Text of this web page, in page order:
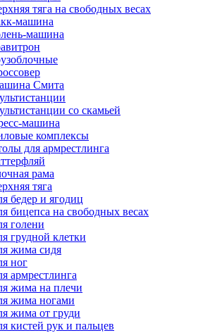
тяга на свободных весах
машина
машина
Смита
со скамьей
машина
комплексы
для армрестлинга
рама
тяга
бедер и ягодиц
бицепса на свободных весах
голени
грудной клетки
жима сидя
ног
армрестлинга
жима на плечи
жима ногами
жима от груди
кистей рук и пальцев